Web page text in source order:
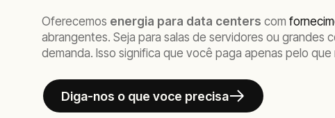
Oferecemos energia para data centers com
abrangentes. Seja para salas de servidores ou
demanda. Isso significa que você paga apenas pelo
Diga-nos o que voce precisa